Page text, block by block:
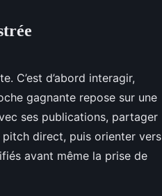
C’est d’abord interagir,
gagnante repose sur une
ses publications, partager
direct, puis orienter vers
avant même la prise de